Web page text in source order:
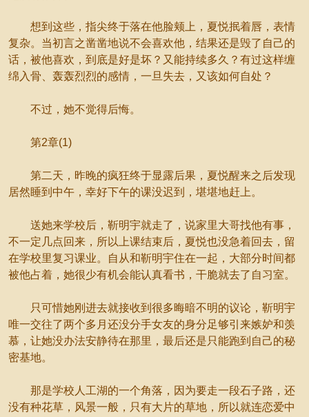
想到这些，指尖终于落在他脸颊上，夏悦抿着唇，表情
复杂。当初言之凿凿地说不会喜欢他，结果还是毁了自己的
话，被他喜欢，到底是好是坏？又能持续多久？有过这样缠
绵入骨、轰轰烈烈的感情，一旦失去，又该如何自处？
不过，她不觉得后悔。
第2章(1)
第二天，昨晚的疯狂终于显露后果，夏悦醒来之后发现
居然睡到中午，幸好下午的课没迟到，堪堪地赶上。
送她来学校后，靳明宇就走了，说家里大哥找他有事，
不一定几点回来，所以上课结束后，夏悦也没急着回去，留
在学校里复习课业。自从和靳明宇住在一起，大部分时间都
被他占着，她很少有机会能认真看书，干脆就去了自习室。
只可惜她刚进去就接收到很多晦暗不明的议论，靳明宇
唯一交往了两个多月还没分手女友的身分足够引来嫉妒和羡
慕，让她没办法安静待在那里，最后还是只能跑到自己的秘
密基地。
那是学校人工湖的一个角落，因为要走一段石子路，还
没有种花草，风景一般，只有大片的草地，所以就连恋爱中